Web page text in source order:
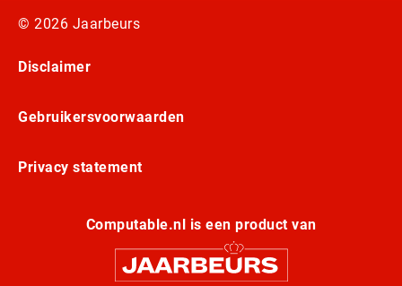
© 2026 Jaarbeurs
Disclaimer
Gebruikersvoorwaarden
Privacy statement
Computable.nl is een product van